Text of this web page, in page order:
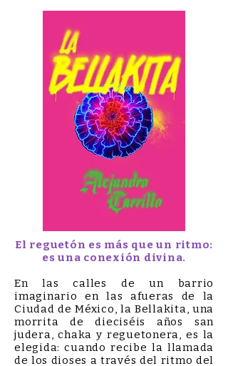
El reguetón es más que un ritmo:
es una conexión divina.
En las calles de un barrio
imaginario en las afueras de la
Ciudad de México, la Bellakita, una
morrita de dieciséis años san
judera, chaka y reguetonera, es la
elegida: cuando recibe la llamada
de los dioses a través del ritmo del